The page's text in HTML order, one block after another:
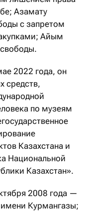
Азамату
с запретом
Айым
2022 года, он
средств,
по музеям
Казахстана и
Национальной
Казахстан».
2008 года —
Курмангазы;